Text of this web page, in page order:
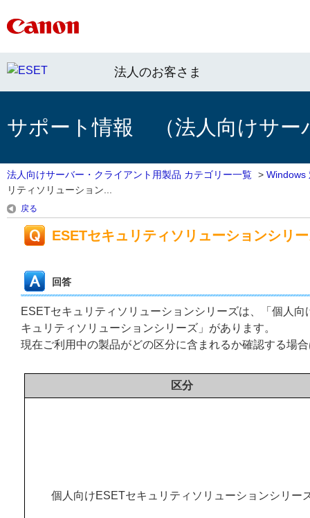
法人のお客さま
サポート情報 （法人向けサー
法人向けサーバー・クライアント用製品 カテゴリー一覧 > Windows
リティソリューション...
戻る
ESETセキュリティソリューションシリ
回答
ESETセキュリティソリューションシリーズは、「個人
キュリティソリューションシリーズ」があります。
現在ご利用中の製品がどの区分に含まれるか確認する場
区分
個人向けESETセキュリティソリューションシリー